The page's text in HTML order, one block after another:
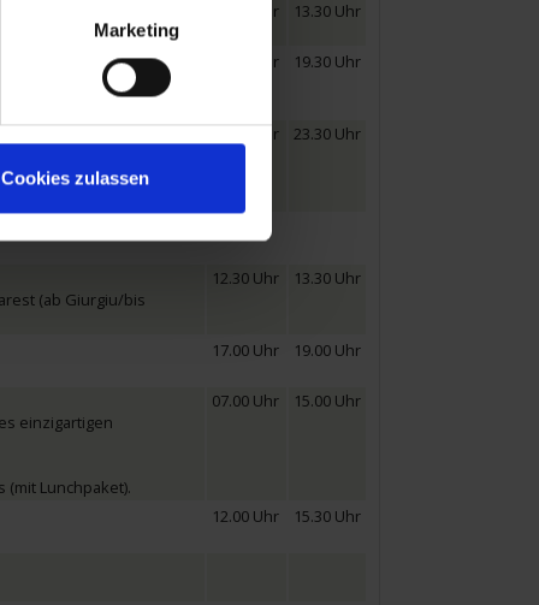
Marketing
Cookies zulassen
13.00 Uhr 13.30 Uhr
19.00 Uhr 19.30 Uhr
11.00 Uhr 23.30 Uhr
(ab Giurgiu/bis
12.30 Uhr 13.30 Uhr
17.00 Uhr 19.00 Uhr
einzigartigen
Lunchpaket).
07.00 Uhr 15.00 Uhr
12.00 Uhr 15.30 Uhr